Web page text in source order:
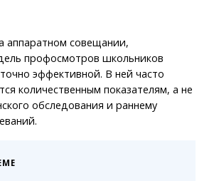
аппаратном совещании,
профосмотров школьников
эффективной. В ней часто
количественным показателям, а не
обследования и раннему